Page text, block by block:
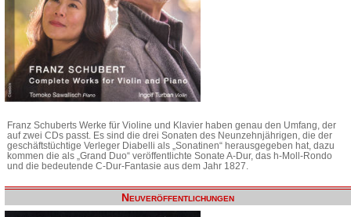
Franz Schuberts Werke für Violine und Klavier haben genau den Umfang, der
auf zwei CDs passt. Es sind die drei Sonaten des Neunzehnjährigen, die der
geschäftstüchtige Verleger Diabelli als „Sonatinen“ herausgegeben hat, dazu
kommen die als „Grand Duo“ veröffentlichte Sonate A-Dur, das h-Moll-Rondo
und die bedeutende C-Dur-Fantasie aus dem Jahr 1827.
Neuveröffentlichungen